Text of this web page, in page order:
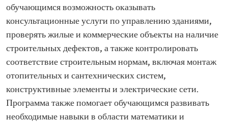
обучающимся возможность оказывать
консультационные услуги по управлению зданиями,
проверять жилые и коммерческие объекты на наличие
строительных дефектов, а также контролировать
соответствие строительным нормам, включая монтаж
отопительных и сантехнических систем,
конструктивные элементы и электрические сети.
Программа также помогает обучающимся развивать
необходимые навыки в области математики и